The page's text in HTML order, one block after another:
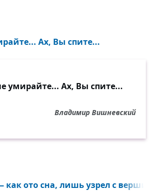
Ах, Вы спите...
умирайте... Ах, Вы спите...
Владимир Вишневский
как ото сна, лишь узрел с